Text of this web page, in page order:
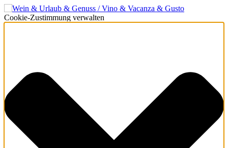
Cookie-Zustimmung verwalten